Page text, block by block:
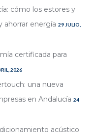
cómo los estores y
ahorrar energía 29 JULIO,
certificada para
2026
una nueva
en Andalucía 24
acústico